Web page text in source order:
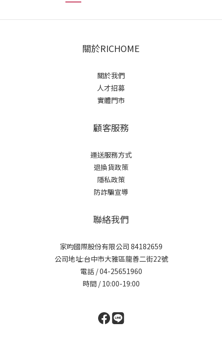
關於RICHOME
關於我們
人才招募
實體門市
顧客服務
運送服務方式
退換貨政策
隱私政策
防詐騙宣導
聯絡我們
家昀國際股份有限公司 84182659
公司地址:台中市大雅區龍善二街22號
電話 / 04-25651960
時間 / 10:00-19:00